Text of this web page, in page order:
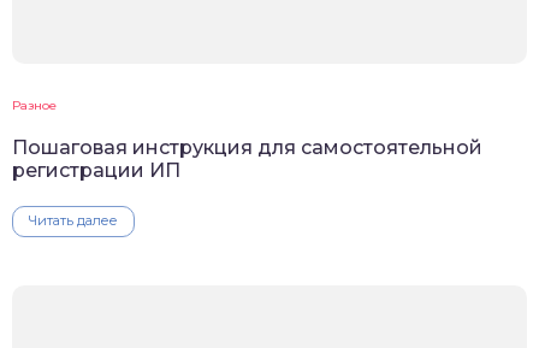
Разное
Пошаговая инструкция для самостоятельной
регистрации ИП
Читать далее